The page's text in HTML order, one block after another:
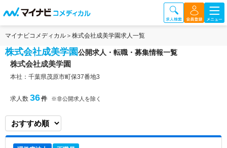
マイナビコメディカル 株式会社成美学園求人一覧
株式会社成美学園公開求人・転職・募集情報一覧
株式会社成美学園
本社：千葉県茂原市町保37番地3
求人数 36件 ※非公開求人を除く